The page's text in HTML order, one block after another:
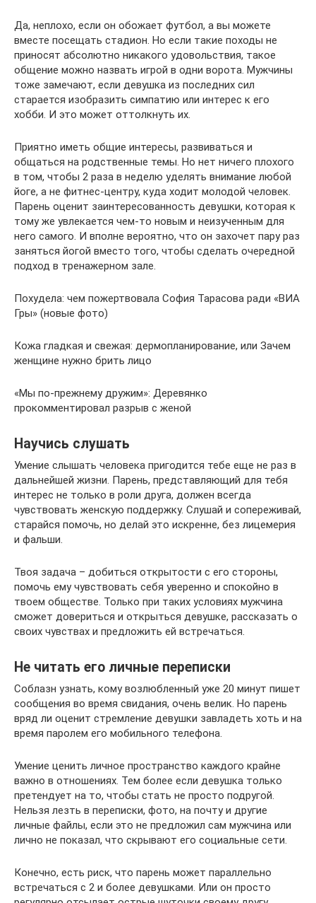
Да, неплохо, если он обожает футбол, а вы можете
вместе посещать стадион. Но если такие походы не
приносят абсолютно никакого удовольствия, такое
общение можно назвать игрой в одни ворота. Мужчины
тоже замечают, если девушка из последних сил
старается изобразить симпатию или интерес к его
хобби. И это может оттолкнуть их.
Приятно иметь общие интересы, развиваться и
общаться на родственные темы. Но нет ничего плохого
в том, чтобы 2 раза в неделю уделять внимание любой
йоге, а не фитнес-центру, куда ходит молодой человек.
Парень оценит заинтересованность девушки, которая к
тому же увлекается чем-то новым и неизученным для
него самого. И вполне вероятно, что он захочет пару раз
заняться йогой вместо того, чтобы сделать очередной
подход в тренажерном зале.
Похудела: чем пожертвовала София Тарасова ради «ВИА
Гры» (новые фото)
Кожа гладкая и свежая: дермопланирование, или Зачем
женщине нужно брить лицо
«Мы по-прежнему дружим»: Деревянко
прокомментировал разрыв с женой
Научись слушать
Умение слышать человека пригодится тебе еще не раз в
дальнейшей жизни. Парень, представляющий для тебя
интерес не только в роли друга, должен всегда
чувствовать женскую поддержку. Слушай и сопереживай,
старайся помочь, но делай это искренне, без лицемерия
и фальши.
Твоя задача – добиться открытости с его стороны,
помочь ему чувствовать себя уверенно и спокойно в
твоем обществе. Только при таких условиях мужчина
сможет довериться и открыться девушке, рассказать о
своих чувствах и предложить ей встречаться.
Не читать его личные переписки
Соблазн узнать, кому возлюбленный уже 20 минут пишет
сообщения во время свидания, очень велик. Но парень
вряд ли оценит стремление девушки завладеть хоть и на
время паролем его мобильного телефона.
Умение ценить личное пространство каждого крайне
важно в отношениях. Тем более если девушка только
претендует на то, чтобы стать не просто подругой.
Нельзя лезть в переписки, фото, на почту и другие
личные файлы, если это не предложил сам мужчина или
лично не показал, что скрывают его социальные сети.
Конечно, есть риск, что парень может параллельно
встречаться с 2 и более девушками. Или он просто